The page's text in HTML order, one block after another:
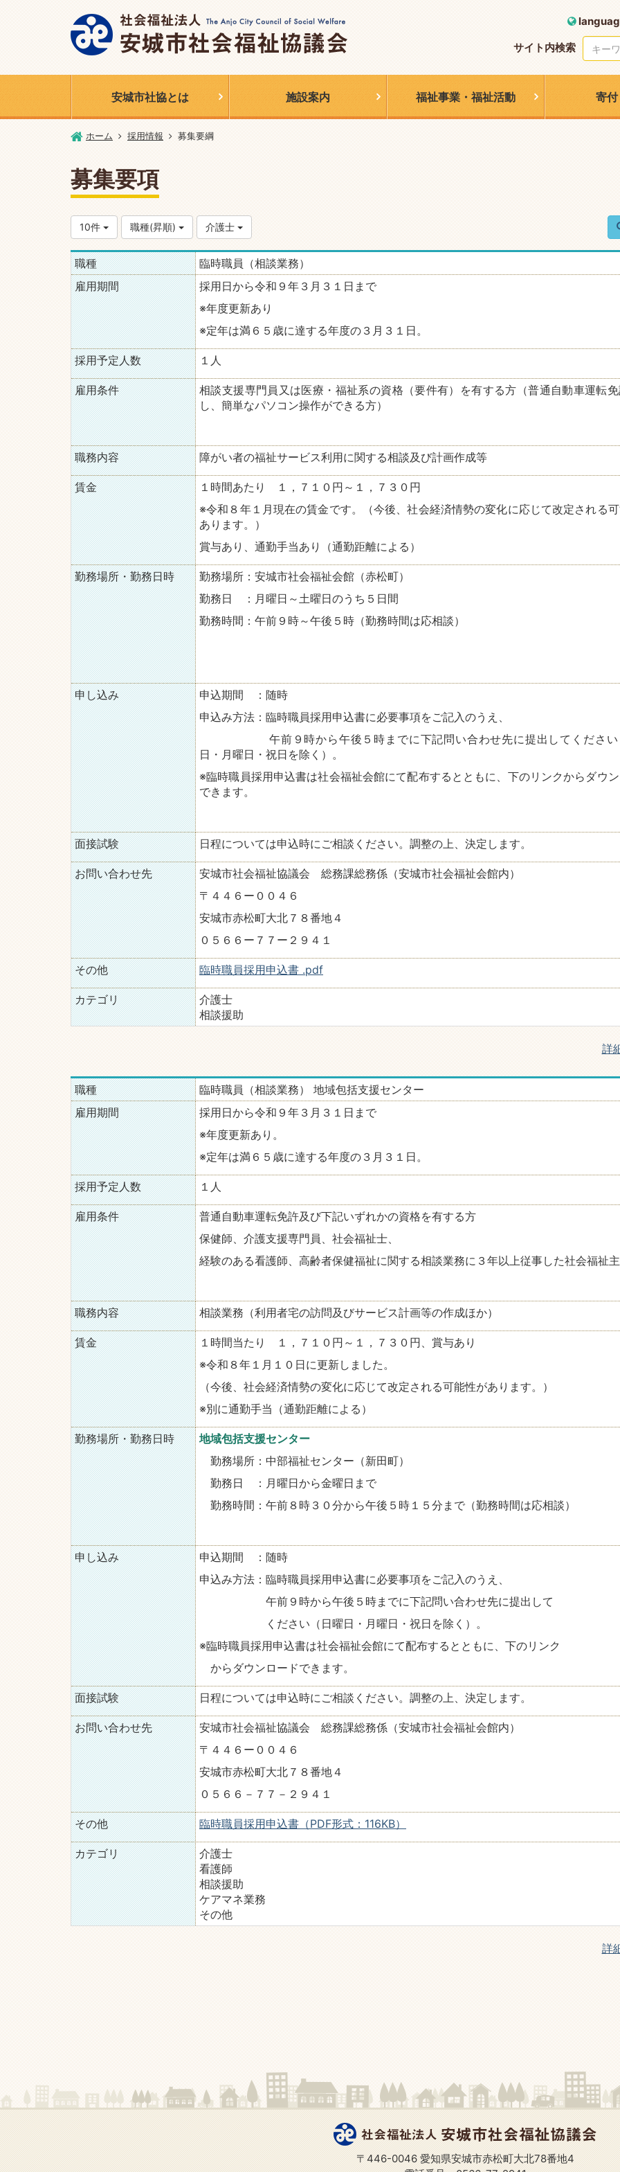
サイト内検索
安城市社協とは 施設案内 福祉事業・福祉活動 寄
ホーム 採用情報 募集要綱
募集要項
10件 職種(昇順) 介護士
職種
臨時職員（相談業務）
雇用期間
採用日から令和９年３月３１日まで
※年度更新あり
※定年は満６５歳に達する年度の３月３１日。
採用予定人数 １人
雇用条件
相談支援専門員又は医療・福祉系の資格（要件有）を有する方（普通自動車運転
し、簡単なパソコン操作ができる方）
職務内容 障がい者の福祉サービス利用に関する相談及び計画作成等
賃金
１時間あたり １，７１０円～１，７３０円
※令和８年１月現在の賃金です。（今後、社会経済情勢の変化に応じて改定される
あります。）
賞与あり、通勤手当あり（通勤距離による）
勤務場所・勤務日時
勤務場所：安城市社会福祉会館（赤松町）
勤務日 ：月曜日～土曜日のうち５日間
勤務時間：午前９時～午後５時（勤務時間は応相談）
申し込み
申込期間 ：随時
申込み方法：臨時職員採用申込書に必要事項をご記入のうえ、
午前９時から午後５時までに下記問い合わせ先に提出してください
日・月曜日・祝日を除く）。
※臨時職員採用申込書は社会福祉会館にて配布するとともに、下のリンクからダウ
できます。
面接試験 日程については申込時にご相談ください。調整の上、決定します。
お問い合わせ先
安城市社会福祉協議会 総務課総務係（安城市社会福祉会館内）
〒４４６ー００４６
安城市赤松町大北７８番地４
０５６６ー７７ー２９４１
その他 臨時職員採用申込書 .pdf
カテゴリ
介護士
相談援助
詳
職種
臨時職員（相談業務） 地域包括支援センター
雇用期間
採用日から令和９年３月３１日まで
※年度更新あり。
※定年は満６５歳に達する年度の３月３１日。
採用予定人数 １人
雇用条件
普通自動車運転免許及び下記いずれかの資格を有する方
保健師、介護支援専門員、社会福祉士、
経験のある看護師、高齢者保健福祉に関する相談業務に３年以上従事した社会福祉
職務内容 相談業務（利用者宅の訪問及びサービス計画等の作成ほか）
賃金
１時間当たり １，７１０円～１，７３０円、賞与あり
※令和８年１月１０日に更新しました。
（今後、社会経済情勢の変化に応じて改定される可能性があります。）
※別に通勤手当（通勤距離による）
勤務場所・勤務日時
地域包括支援センター
勤務場所：中部福祉センター（新田町）
勤務日 ：月曜日から金曜日まで
勤務時間：午前８時３０分から午後５時１５分まで（勤務時間は応相談）
申し込み
申込期間 ：随時
申込み方法：臨時職員採用申込書に必要事項をご記入のうえ、
午前９時から午後５時までに下記問い合わせ先に提出して
ください（日曜日・月曜日・祝日を除く）。
※臨時職員採用申込書は社会福祉会館にて配布するとともに、下のリンク
からダウンロードできます。
面接試験 日程については申込時にご相談ください。調整の上、決定します。
お問い合わせ先
安城市社会福祉協議会 総務課総務係（安城市社会福祉会館内）
〒４４６ー００４６
安城市赤松町大北７８番地４
０５６６－７７－２９４１
その他 臨時職員採用申込書（PDF形式：116KB）
カテゴリ
介護士
看護師
相談援助
ケアマネ業務
その他
詳
〒446-0046 愛知県安城市赤松町大北78番地4